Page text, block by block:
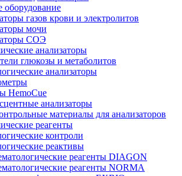
оборудование
газов крови и электролитов
мочи
СОЭ
анализаторы
глюкозы и метаболитов
анализаторы
HemoCue
анализаторы
материалы для анализаторов
реагенты
контроли
реактивы
реагенты DIAGON
реагенты NORMA